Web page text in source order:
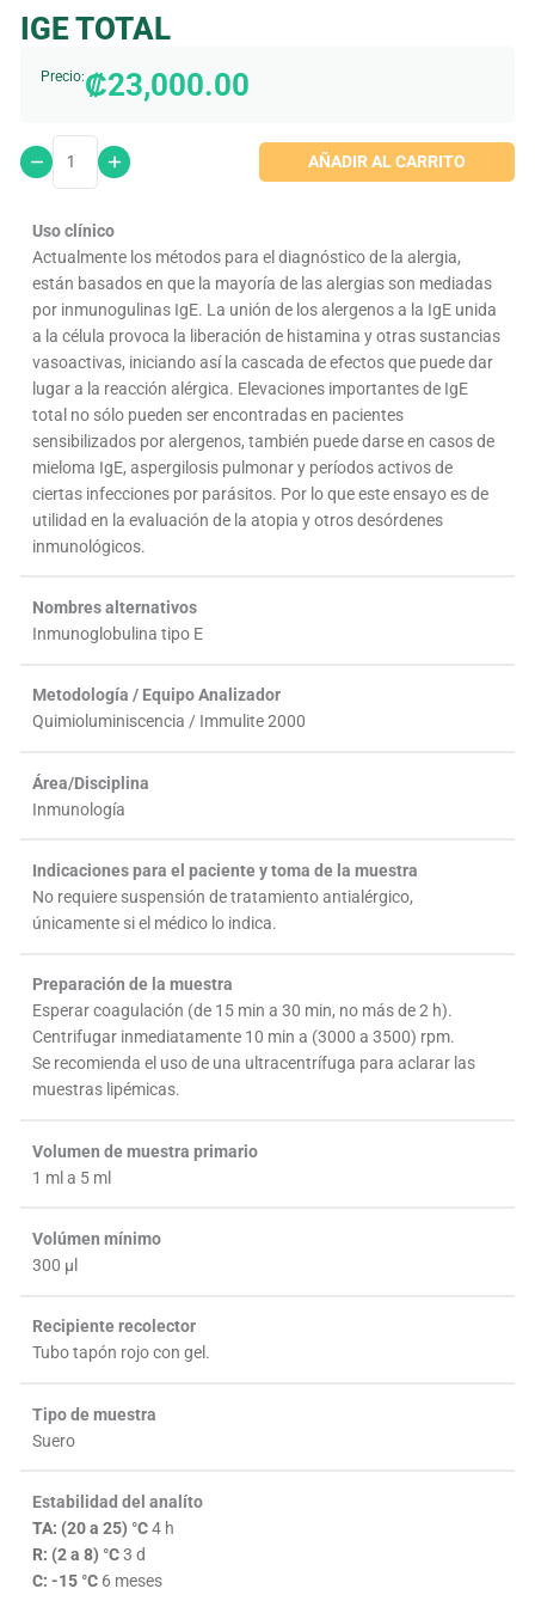
IGE TOTAL
Precio:₡23,000.00
AÑADIR AL CARRITO
Uso clínico
Actualmente los métodos para el diagnóstico de la alergia,
están basados en que la mayoría de las alergias son mediadas
por inmunogulinas IgE. La unión de los alergenos a la IgE unida
a la célula provoca la liberación de histamina y otras sustancias
vasoactivas, iniciando así la cascada de efectos que puede dar
lugar a la reacción alérgica. Elevaciones importantes de IgE
total no sólo pueden ser encontradas en pacientes
sensibilizados por alergenos, también puede darse en casos de
mieloma IgE, aspergilosis pulmonar y períodos activos de
ciertas infecciones por parásitos. Por lo que este ensayo es de
utilidad en la evaluación de la atopia y otros desórdenes
inmunológicos.
Nombres alternativos
Inmunoglobulina tipo E
Metodología / Equipo Analizador
Quimioluminiscencia / Immulite 2000
Área/Disciplina
Inmunología
Indicaciones para el paciente y toma de la muestra
No requiere suspensión de tratamiento antialérgico,
únicamente si el médico lo indica.
Preparación de la muestra
Esperar coagulación (de 15 min a 30 min, no más de 2 h).
Centrifugar inmediatamente 10 min a (3000 a 3500) rpm.
Se recomienda el uso de una ultracentrífuga para aclarar las
muestras lipémicas.
Volumen de muestra primario
1 ml a 5 ml
Volúmen mínimo
300 µl
Recipiente recolector
Tubo tapón rojo con gel.
Tipo de muestra
Suero
Estabilidad del analíto
TA: (20 a 25) °C4 h
R: (2 a 8) °C3 d
C: -15 °C 6 meses